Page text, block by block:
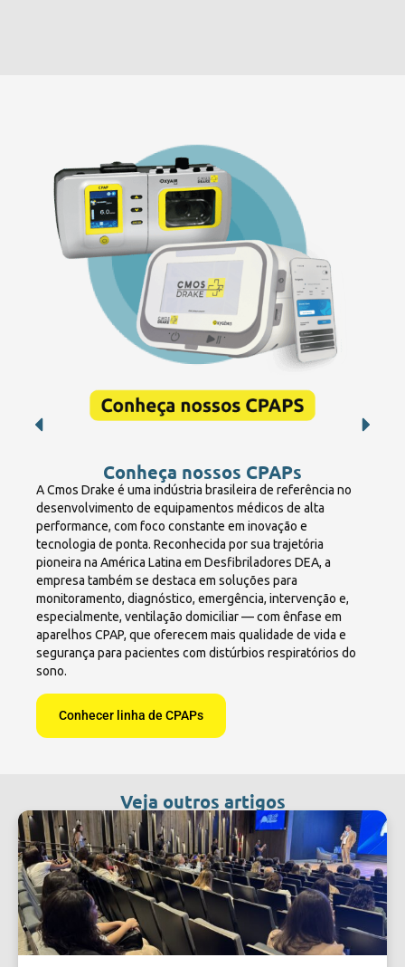
Conheça nossos CPAPs
A Cmos Drake é uma indústria brasileira de referência no
desenvolvimento de equipamentos médicos de alta
performance, com foco constante em inovação e
tecnologia de ponta. Reconhecida por sua trajetória
pioneira na América Latina em Desfibriladores DEA, a
empresa também se destaca em soluções para
monitoramento, diagnóstico, emergência, intervenção e,
especialmente, ventilação domiciliar — com ênfase em
aparelhos CPAP, que oferecem mais qualidade de vida e
segurança para pacientes com distúrbios respiratórios do
sono.
Conhecer linha de CPAPs
Veja outros artigos